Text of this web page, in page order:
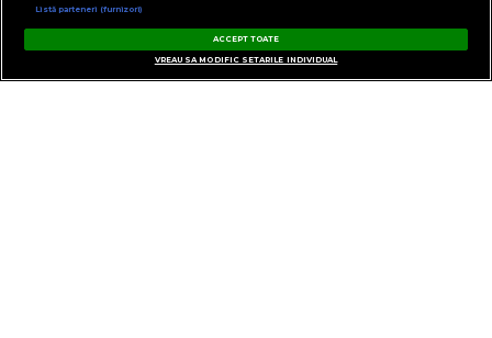
GESTIONAȚI PREFERINȚELE
CONTACT
Listă parteneri (furnizori)
ACCEPT TOATE
VREAU SA MODIFIC SETARILE INDIVIDUAL